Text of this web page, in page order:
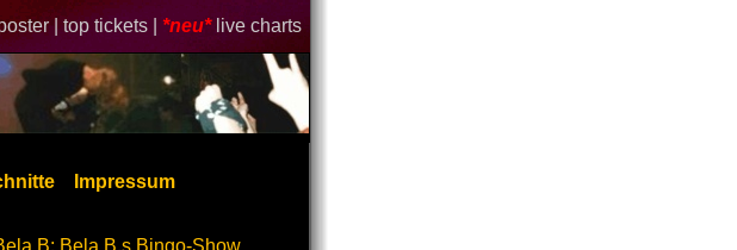
| top tickets | *neu* live charts
Impressum
B: Bela B.s Bingo-Show